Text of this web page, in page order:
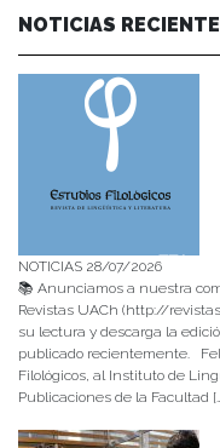
NOTICIAS
NOTICIAS 28/07/2026
📚 Anunciamos a nuestra
Revistas UACh (http://
su lectura y descarga la
publicado recientemente.
Filológicos, al Instituto de
Publicaciones de la Facultad